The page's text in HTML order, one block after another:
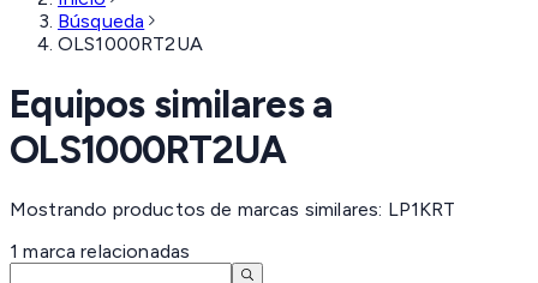
Búsqueda
OLS1000RT2UA
Equipos similares a
OLS1000RT2UA
Mostrando productos de marcas similares: LP1KRT
1 marca relacionadas